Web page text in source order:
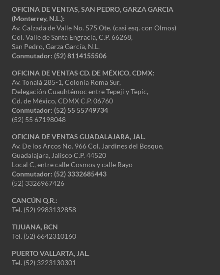
OFICINA DE VENTAS, SAN PEDRO, GARZA GARCIA
(Monterrey, N.L.):
Av. Calzada de Valle No. 575 Ote. (casi esq. con Olmos)
Col. Valle de Santa Engracia, C.P. 66268,
San Pedro, Garza García, N.L.
Conmutador: (52) 8114155506
OFICINA DE VENTAS CD. DE MÉXICO, CDMX:
Av. Tonalá 285-1, Colonia Roma Sur,
Delegación Cuauhtémoc entre Tepeji y Tepic,
Cd. de México, CDMX C.P. 06760
Conmutador: (52) 55 55749734
(52) 55 67198048
OFICINA DE VENTAS GUADALAJARA, JAL.
Av. De los Arcos No. 966 Col. Jardines del Bosque,
Guadalajara, Jalisco C.P. 44520
Local C, entre calle Cosmos y calle Rayo
Conmutador: (52) 3332685443
(52) 3326967426
CANCÚN Q.R.:
Tel. (52) 9983132858
TIJUANA, BCN
Tel. (52) 6642310160
PUERTO VALLARTA, JAL.
Tel. (52) 3223130301